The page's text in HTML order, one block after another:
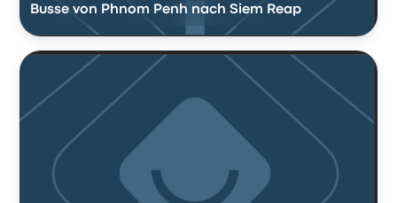
Busse von Phnom Penh nach Siem Reap